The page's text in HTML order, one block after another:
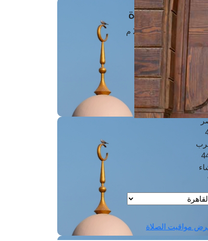
الصَّـــلاة
أغسطس 2026 م
مواقيت الصلاة